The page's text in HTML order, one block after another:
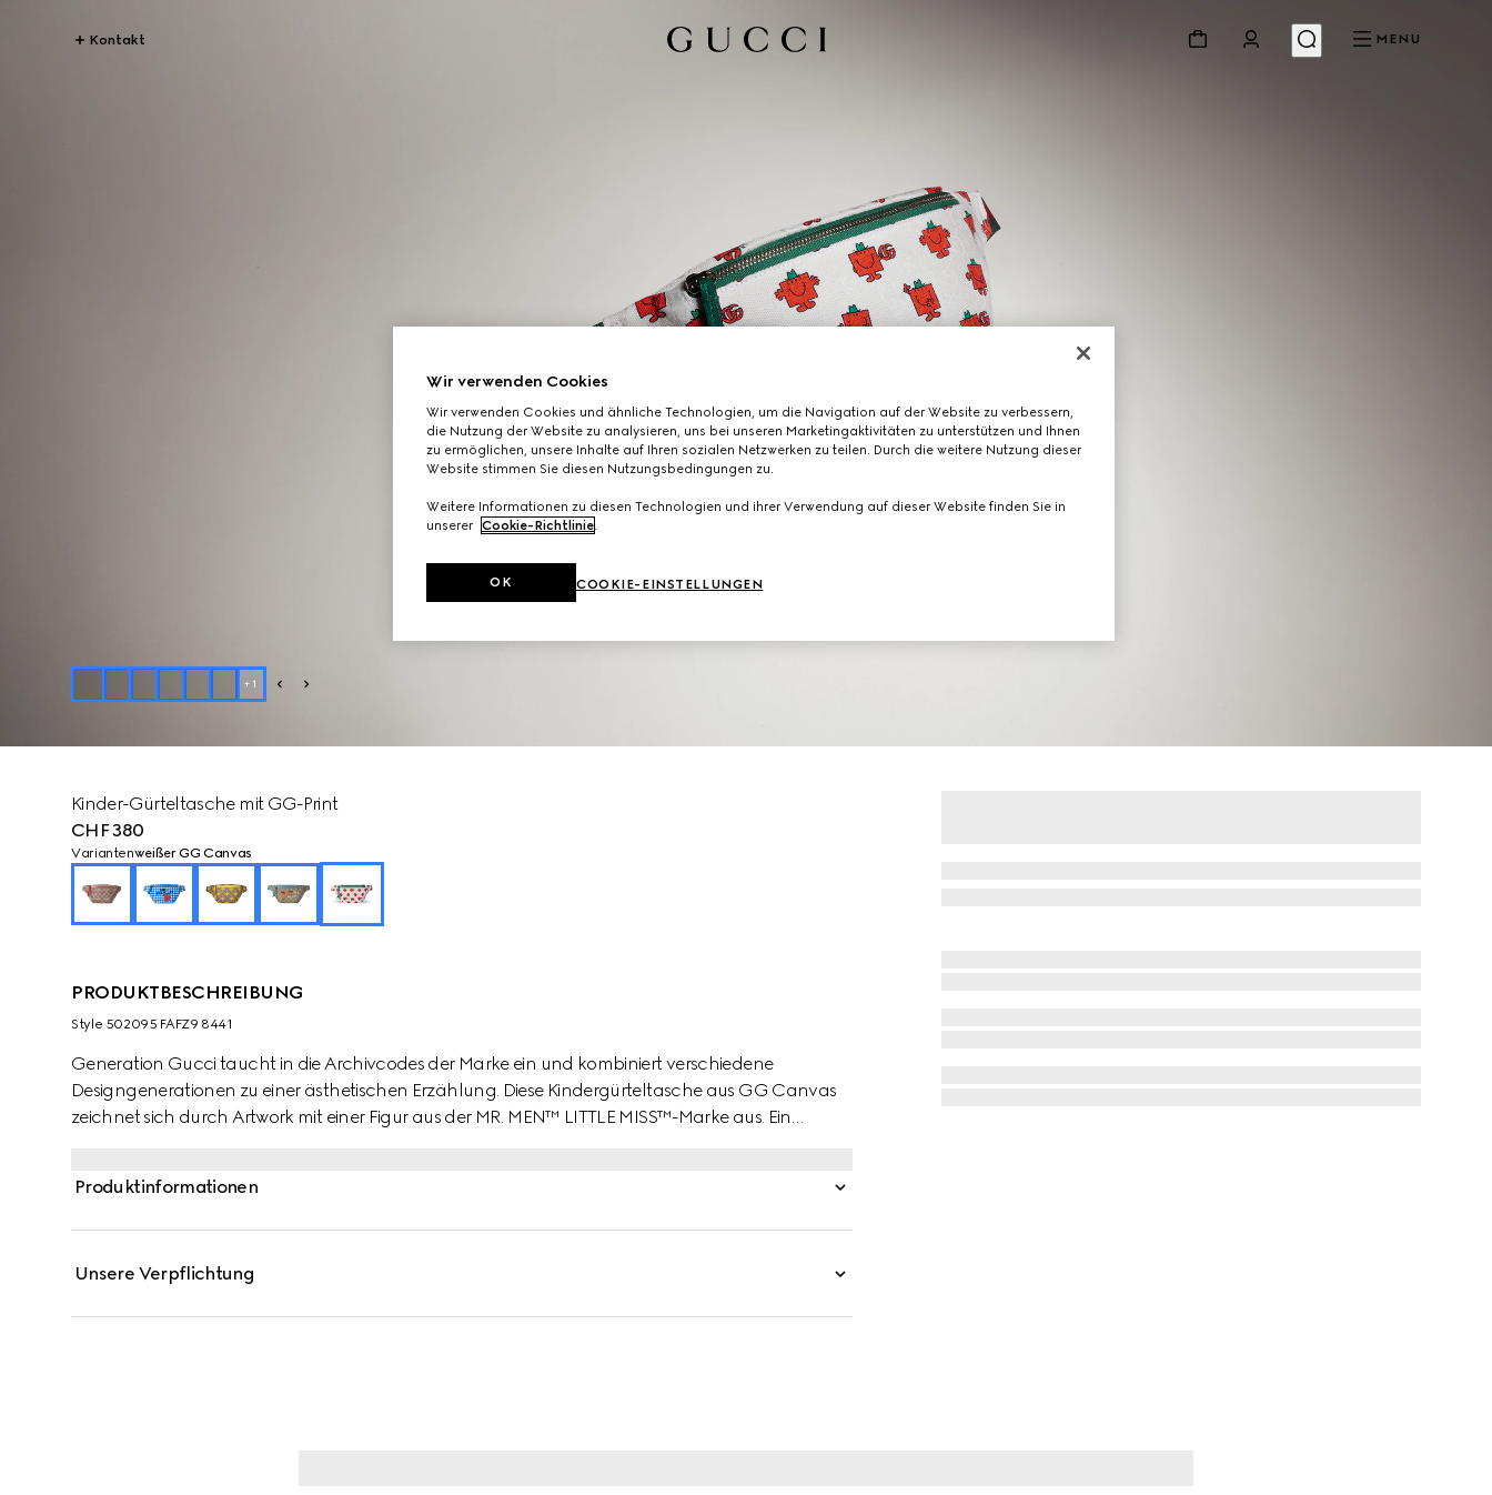
Kontakt MENU
+ 1
Kinder-Gürteltasche mit GG-Print
CHF 380
Variantenweißer GG Canvas
PRODUKTBESCHREIBUNG
Style ‎502095 FAFZ9 8441
Generation Gucci taucht in die Archivcodes der Marke ein und kombiniert verschiedene
Designgenerationen zu einer ästhetischen Erzählung. Diese Kindergürteltasche aus GG Canvas
zeichnet sich durch Artwork mit einer Figur aus der MR. MEN™ LITTLE MISS™-Marke aus. Ein
Produktinformationen
Unsere Verpflichtung
Wir verwenden Cookies
Wir verwenden Cookies und ähnliche Technologien, um die Navigation auf der Website zu verbessern,
die Nutzung der Website zu analysieren, uns bei unseren Marketingaktivitäten zu unterstützen und Ihnen
zu ermöglichen, unsere Inhalte auf Ihren sozialen Netzwerken zu teilen. Durch die weitere Nutzung dieser
Website stimmen Sie diesen Nutzungsbedingungen zu.
Weitere Informationen zu diesen Technologien und ihrer Verwendung auf dieser Website finden Sie in
unserer Cookie-Richtlinie
COOKIE-EINSTELLUNGEN
OK